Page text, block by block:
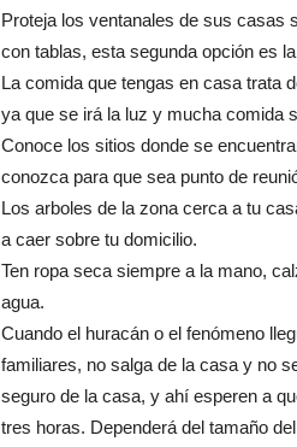
Proteja los ventanales de sus casas
con tablas, esta segunda opción es
La comida que tengas en casa trata
ya que se irá la luz y mucha comida
Conoce los sitios donde se
conozca para que sea punto de
Los arboles de la zona cerca a tu
a caer sobre tu domicilio.
Ten ropa seca siempre a la mano,
agua.
Cuando el huracán o el fenómeno
familiares, no salga de la casa y no
seguro de la casa, y ahí esperen a
tres horas. Dependerá del tamaño